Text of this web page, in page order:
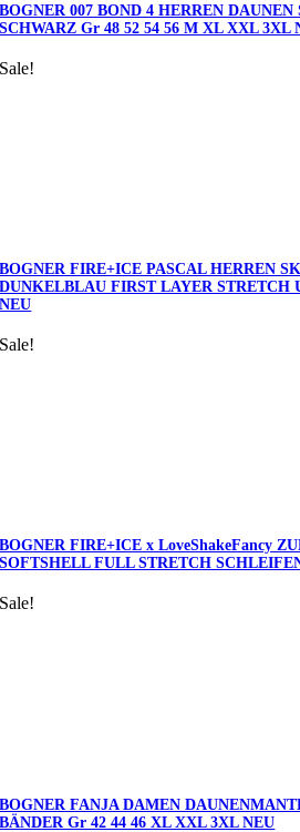
BOGNER 007 BOND 4 HERREN
SCHWARZ Gr 48 52 54 56 M XL XXL 3XL
Sale!
BOGNER FIRE+ICE PASCAL HERREN
DUNKELBLAU FIRST LAYER STRETCH
NEU
Sale!
BOGNER FIRE+ICE x LoveShakeFancy
SOFTSHELL FULL STRETCH
Sale!
BOGNER FANJA DAMEN
BÄNDER Gr 42 44 46 XL XXL 3XL NEU